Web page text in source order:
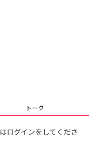
トーク
ログインをしてくださ